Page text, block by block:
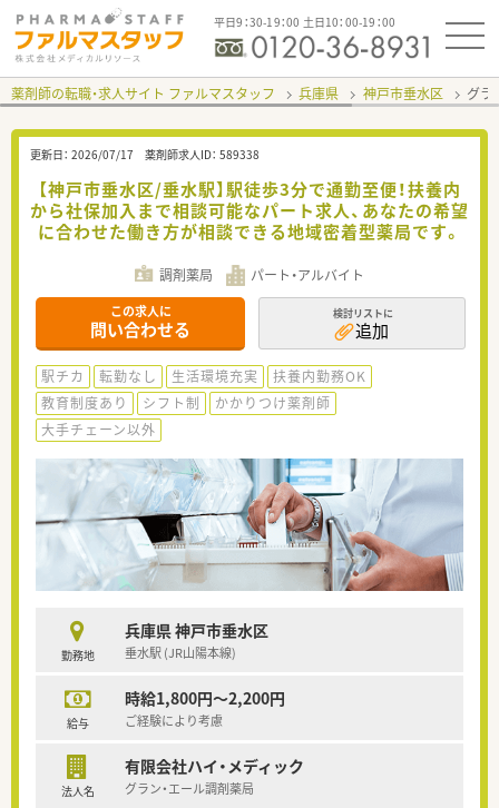
平日9：30-19：00 土日10：00-19：00
薬剤師の転職・求人サイト ファルマスタッフ 兵庫県 神戸市垂水区 グラ
更新日： 2026/07/17 薬剤師求人ID： 589338
【神戸市垂水区/垂水駅】駅徒歩3分で通勤至便！扶養内
から社保加入まで相談可能なパート求人、あなたの希望
に合わせた働き方が相談できる地域密着型薬局です。
調剤薬局 パート・アルバイト
この求人に
問い合わせる
検討リストに
追加
駅チカ 転勤なし 生活環境充実
扶養内勤務OK
教育制度あり
シフト制
かかりつけ薬剤師
大手チェーン以外
勤務地
兵庫県 神戸市垂水区
垂水駅 (JR山陽本線)
給与
時給1,800円～2,200円
ご経験により考慮
法人名
有限会社ハイ・メディック
グラン・エール調剤薬局